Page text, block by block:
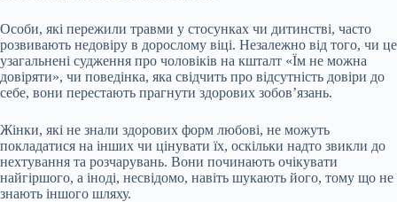
Особи, які пережили травми у стосунках чи дитинстві, часто
розвивають недовіру в дорослому віці. Незалежно від того, чи це
узагальнені судження про чоловіків на кшталт «Їм не можна
довіряти», чи поведінка, яка свідчить про відсутність довіри до
себе, вони перестають прагнути здорових зобов’язань.
Жінки, які не знали здорових форм любові, не можуть
покладатися на інших чи цінувати їх, оскільки надто звикли до
нехтування та розчарувань. Вони починають очікувати
найгіршого, а іноді, несвідомо, навіть шукають його, тому що не
знають іншого шляху.